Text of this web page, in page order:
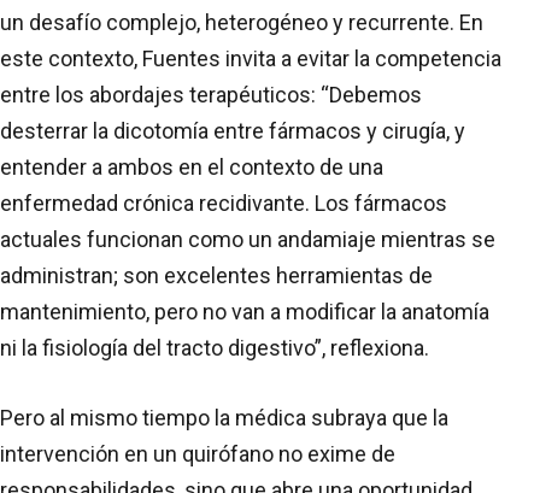
un desafío complejo, heterogéneo y recurrente. En
este contexto, Fuentes invita a evitar la competencia
entre los abordajes terapéuticos: “Debemos
desterrar la dicotomía entre fármacos y cirugía, y
entender a ambos en el contexto de una
enfermedad crónica recidivante. Los fármacos
actuales funcionan como un andamiaje mientras se
administran; son excelentes herramientas de
mantenimiento, pero no van a modificar la anatomía
ni la fisiología del tracto digestivo”, reflexiona.
Pero al mismo tiempo la médica subraya que la
intervención en un quirófano no exime de